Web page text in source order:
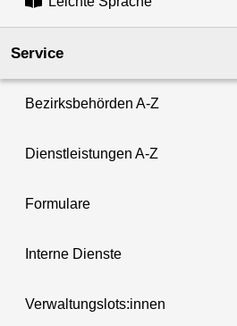
Service
Bezirksbehörden A-Z
Dienstleistungen A-Z
Formulare
Interne Dienste
Verwaltungslots:innen